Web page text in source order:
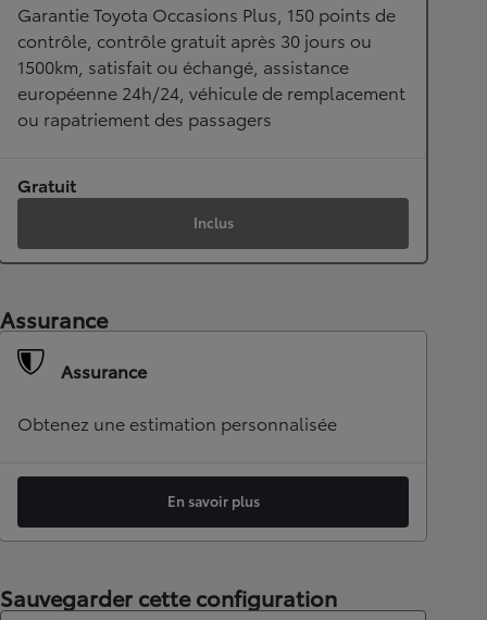
Garantie Toyota Occasions Plus, 150 points de
contrôle, contrôle gratuit après 30 jours ou
1500km, satisfait ou échangé, assistance
européenne 24h/24, véhicule de remplacement
ou rapatriement des passagers
Gratuit
Inclus
Assurance
Assurance
Obtenez une estimation personnalisée
En savoir plus
Sauvegarder cette configuration